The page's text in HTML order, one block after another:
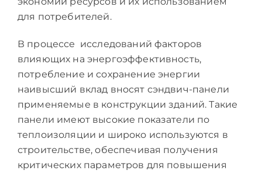
для потребителей.
В процессе исследований факторов
влияющих на энергоэффективность,
потребление и сохранение энергии
наивысший вклад вносят сэндвич-панели
применяемые в конструкции зданий. Такие
панели имеют высокие показатели по
теплоизоляции и широко используются в
строительстве, обеспечивая получения
критических параметров для повышения